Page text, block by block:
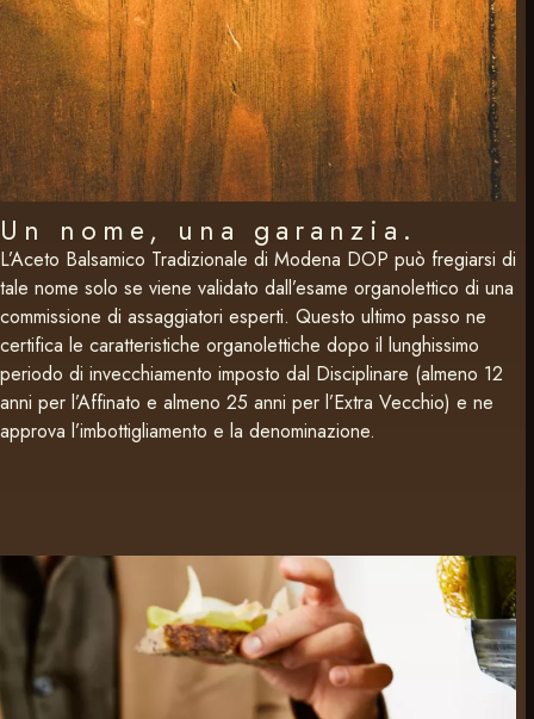
Un nome, una garanzia.
L’Aceto Balsamico Tradizionale di Modena DOP può fregiarsi di
tale nome solo se viene validato dall’esame organolettico di una
commissione di assaggiatori esperti. Questo ultimo passo ne
certifica le caratteristiche organolettiche dopo il lunghissimo
periodo di invecchiamento imposto dal Disciplinare (almeno 12
anni per l’Affinato e almeno 25 anni per l’Extra Vecchio) e ne
approva l’imbottigliamento e la denominazione.